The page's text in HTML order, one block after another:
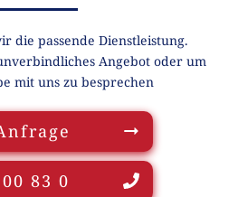
die passende Dienstleistung.
Angebot oder um
mit uns zu besprechen
83 0